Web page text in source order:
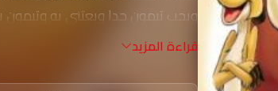
ويحب تيمون جدا ويعتنى به وتيمون
قراءة المزيد